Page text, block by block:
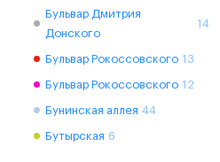
Бульвар Дмитрия
Донского
14
Бульвар Рокоссовского 13
Бульвар Рокоссовского 12
Бунинская аллея 44
Бутырская 6